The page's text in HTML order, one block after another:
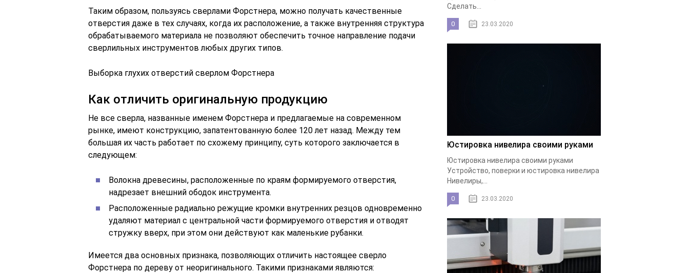
Таким образом, пользуясь сверлами Форстнера, можно получать качественные
отверстия даже в тех случаях, когда их расположение, а также внутренняя структура
обрабатываемого материала не позволяют обеспечить точное направление подачи
сверлильных инструментов любых других типов.
Выборка глухих отверстий сверлом Форстнера
Как отличить оригинальную продукцию
Не все сверла, названные именем Форстнера и предлагаемые на современном
рынке, имеют конструкцию, запатентованную более 120 лет назад. Между тем
большая их часть работает по схожему принципу, суть которого заключается в
следующем:
Волокна древесины, расположенные по краям формируемого отверстия,
надрезает внешний ободок инструмента.
Расположенные радиально режущие кромки внутренних резцов одновременно
удаляют материал с центральной части формируемого отверстия и отводят
стружку вверх, при этом они действуют как маленькие рубанки.
Имеется два основных признака, позволяющих отличить настоящее сверло
Форстнера по дереву от неоригинального. Такими признаками являются:
Сделать...
0 23.03.2020
Юстировка нивелира своими руками
Юстировка нивелира своими руками
Устройство, поверки и юстировка нивелира
Нивелиры,...
0 23.03.2020